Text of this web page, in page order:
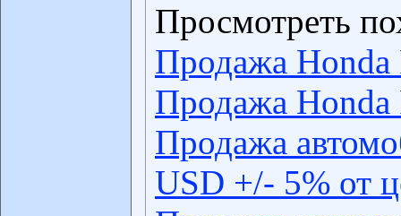
Просмотреть
Продажа Honda
Продажа Honda
Продажа
USD +/- 5% от